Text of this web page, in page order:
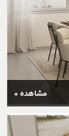
مشاهده +